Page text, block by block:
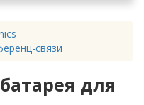
связи
для